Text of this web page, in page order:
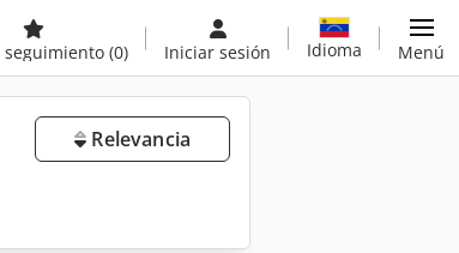
seguimiento (0) Iniciar sesión Idioma Menú
Relevancia